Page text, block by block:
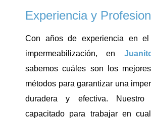
Experiencia y
Con años de experiencia en
impermeabilización, en
sabemos cuáles son los
métodos para garantizar una
duradera y efectiva. Nuestro
capacitado para trabajar en